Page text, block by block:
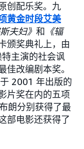
创配乐奖。九
黄金时段艾美
夫妇》 和 《辐
颁奖典礼上，由
特主演的社会讽
佳改编剧本奖。
2001 年出版的
片奖在内的五项
朗分别获得了最
部电影还获得了